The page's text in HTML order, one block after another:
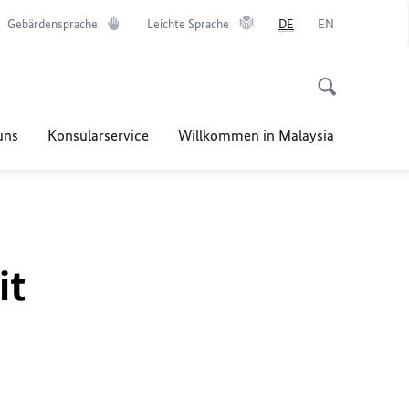
Gebärdensprache Leichte Sprache DE EN
Konsularservice Willkommen in Malaysia